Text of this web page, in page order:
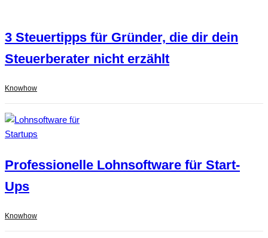
3 Steuertipps für Gründer, die dir dein
Steuerberater nicht erzählt
Knowhow
Professionelle Lohnsoftware für Start-
Ups
Knowhow